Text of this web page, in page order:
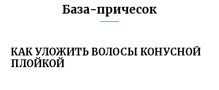
База-причесок
КАК УЛОЖИТЬ ВОЛОСЫ КОНУСНОЙ
ПЛОЙКОЙ